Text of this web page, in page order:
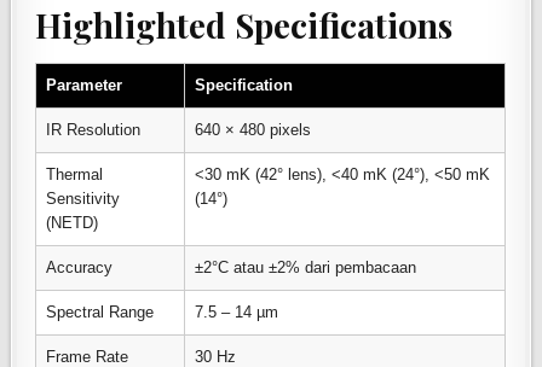
Highlighted Specifications
Parameter Specification
IR Resolution 640 × 480 pixels
Thermal
Sensitivity
(NETD)
<30 mK (42° lens), <40 mK (24°), <50 mK
(14°)
Accuracy ±2°C atau ±2% dari pembacaan
Spectral Range 7.5 – 14 µm
Frame Rate 30 Hz